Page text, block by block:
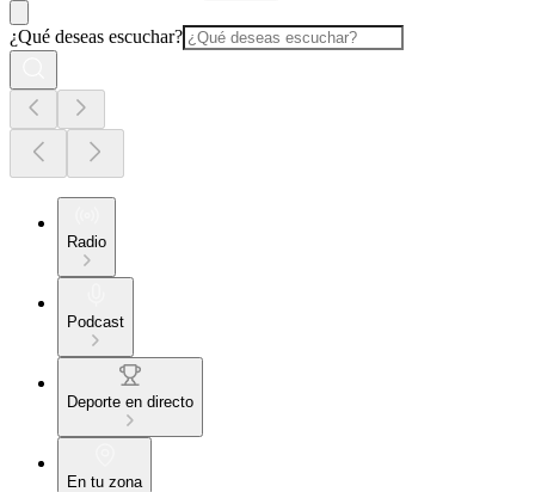
¿Qué deseas escuchar?
Radio
Podcast
Deporte en directo
En tu zona